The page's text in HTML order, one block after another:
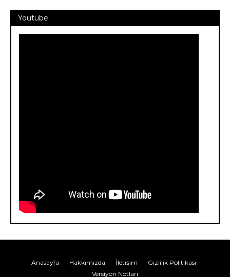
Youtube
Anasayfa Hakkımızda İletişim
Gizlilik Politikası
Versiyon Notları